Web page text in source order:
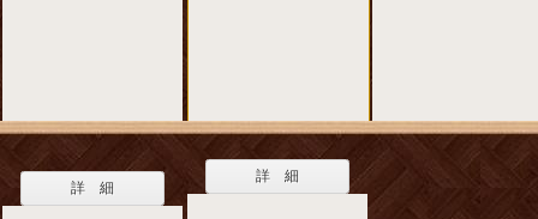
詳 細
詳 細